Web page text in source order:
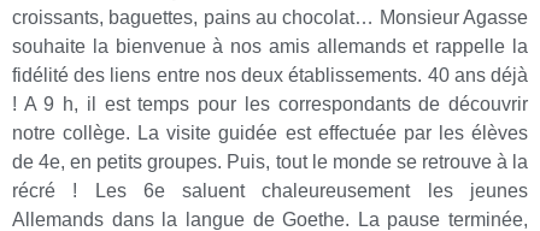
croissants, baguettes, pains au chocolat… Monsieur Agasse
souhaite la bienvenue à nos amis allemands et rappelle la
fidélité des liens entre nos deux établissements. 40 ans déjà
! A 9 h, il est temps pour les correspondants de découvrir
notre collège. La visite guidée est effectuée par les élèves
de 4e, en petits groupes. Puis, tout le monde se retrouve à la
récré ! Les 6e saluent chaleureusement les jeunes
Allemands dans la langue de Goethe. La pause terminée,